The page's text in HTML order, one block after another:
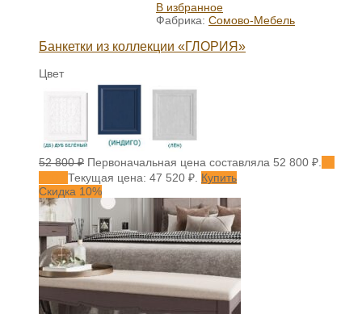
В избранное
Фабрика: Сомово-Мебель
Банкетки из коллекции «ГЛОРИЯ»
Цвет
52 800₽ Первоначальная цена составляла 52 800 ₽.
Текущая цена: 47 520 ₽. Купить
Скидка 10%